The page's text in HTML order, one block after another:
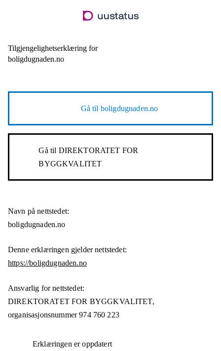
til
Tilgjengelighetserklæring for
boligdugnaden.no
Gå til boligdugnaden.no
Gå til DIREKTORATET FOR
BYGGKVALITET
Navn på nettstedet:
boligdugnaden.no
Denne erklæringen gjelder nettstedet:
https://boligdugnaden.no
Ansvarlig for nettstedet:
DIREKTORATET FOR BYGGKVALITET,
organisasjonsnummer 974 760 223
Erklæringen er oppdatert